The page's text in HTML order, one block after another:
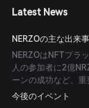
Latest News
NERZOの主な出来
NERZOはNFTプラ
人の参加者に2億
ーンの成功など、重
今後のイベント